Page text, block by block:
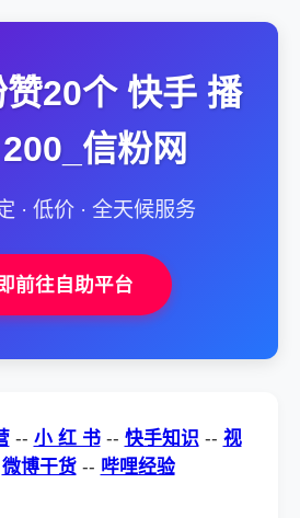
20个 快手 播
信粉网
· 低价 · 全天候服务
前往自助平台
-- 小 红 书-- 快手知识 -- 视
微博干货-- 哔哩经验